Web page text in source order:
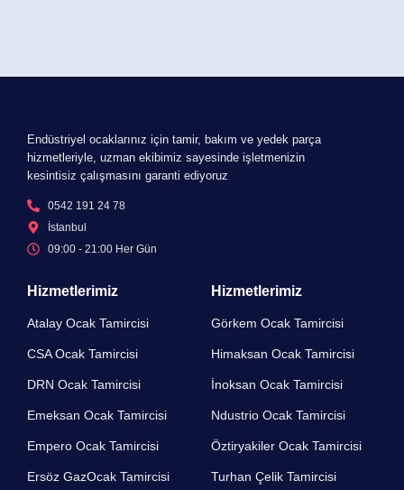
Endüstriyel ocaklarınız için tamir, bakım ve yedek parça
hizmetleriyle, uzman ekibimiz sayesinde işletmenizin
kesintisiz çalışmasını garanti ediyoruz
0542 191 24 78
İstanbul
09:00 - 21:00 Her Gün​
Hizmetlerimiz
Atalay Ocak Tamircisi
CSA Ocak Tamircisi
DRN Ocak Tamircisi​
Emeksan Ocak Tamircisi​
Empero Ocak Tamircisi​
Ersöz GazOcak Tamircisi​
Hizmetlerimiz
Görkem Ocak Tamircisi
Himaksan Ocak Tamircisi
İnoksan Ocak Tamircisi
Ndustrio Ocak Tamircisi
Öztiryakiler Ocak Tamircisi
Turhan Çelik Tamircisi